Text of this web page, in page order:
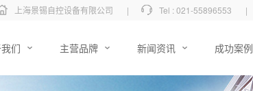
上海景锡自控设备有限公司 | Tel : 021-55896553 |
们 主营品牌 新闻资讯 成功案例